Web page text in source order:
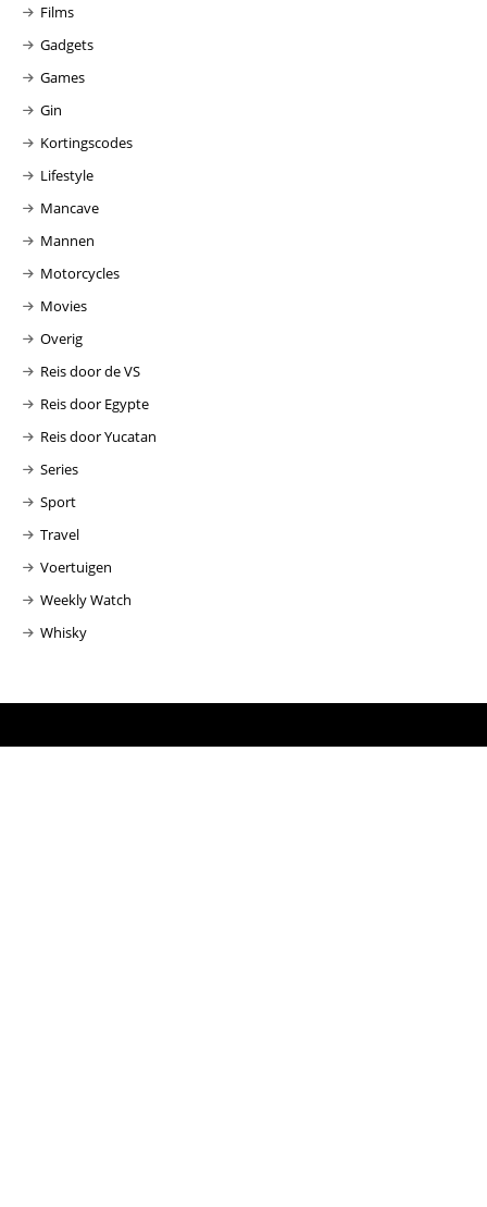
Films
Gadgets
Games
Gin
Kortingscodes
Lifestyle
Mancave
Mannen
Motorcycles
Movies
Overig
Reis door de VS
Reis door Egypte
Reis door Yucatan
Series
Sport
Travel
Voertuigen
Weekly Watch
Whisky